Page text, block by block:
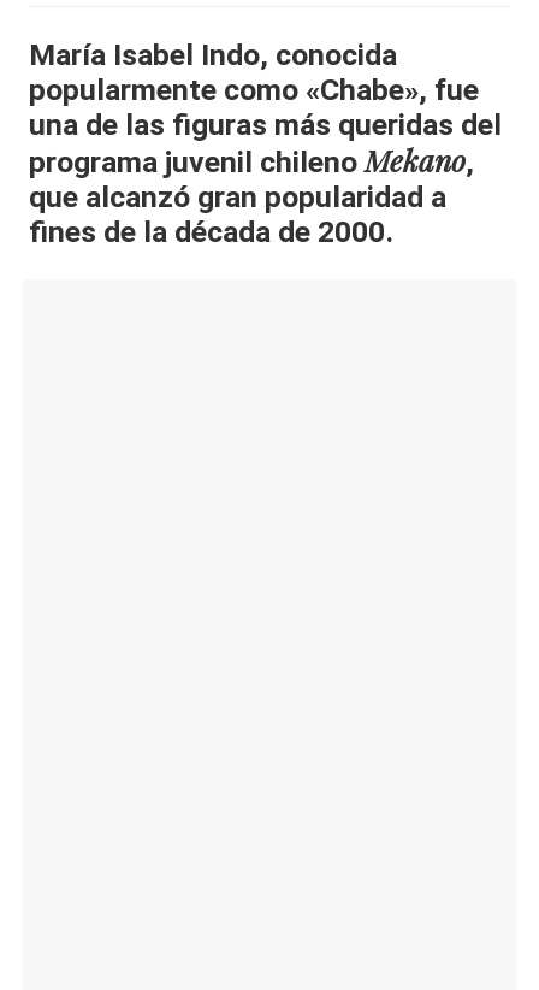
e
al
it
y
s,
María Isabel Indo, conocida
popularmente como «Chabe», fue
una de las figuras más queridas del
programa juvenil chilenoMekano,
que alcanzó gran popularidad a
fines de la década de 2000.